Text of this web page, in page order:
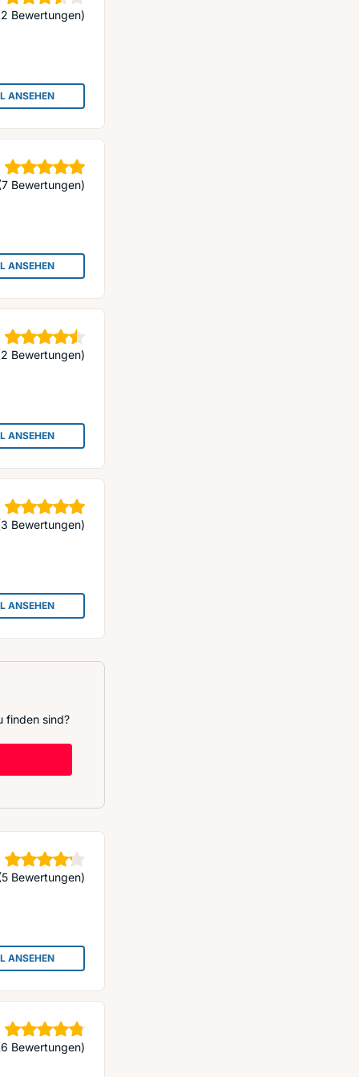
Bewertungen)
ANSEHEN
: PRINZEN - HUMAN PROFESSIONALS
Bewertungen)
ANSEHEN
: KB COSMETICS UG (HAFTUNGSBESCHRÄNKT)
Bewertungen)
ANSEHEN
: OLAF GERBERDING FRISUREN
Bewertungen)
ANSEHEN
: MEERESKOSMETIK LIDIA M.
finden sind?
Bewertungen)
ANSEHEN
: DERMALOGICA STORE BY JANE COSMETICS
Bewertungen)